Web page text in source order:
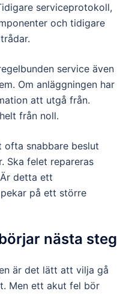
serviceprotokoll,
och tidigare
service även
Om anläggningen har
att utgå från.
från noll.
ofta snabbare beslut
Ska felet repareras
detta ett
på ett större
nästa steg
är det lätt att vilja gå
Men ett akut fel bör